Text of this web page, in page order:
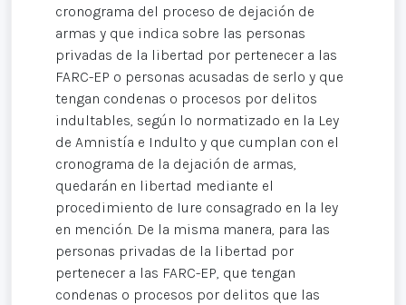
cronograma del proceso de dejación de
armas y que indica sobre las personas
privadas de la libertad por pertenecer a las
FARC-EP o personas acusadas de serlo y que
tengan condenas o procesos por delitos
indultables, según lo normatizado en la Ley
de Amnistía e Indulto y que cumplan con el
cronograma de la dejación de armas,
quedarán en libertad mediante el
procedimiento de Iure consagrado en la ley
en mención. De la misma manera, para las
personas privadas de la libertad por
pertenecer a las FARC-EP, que tengan
condenas o procesos por delitos que las